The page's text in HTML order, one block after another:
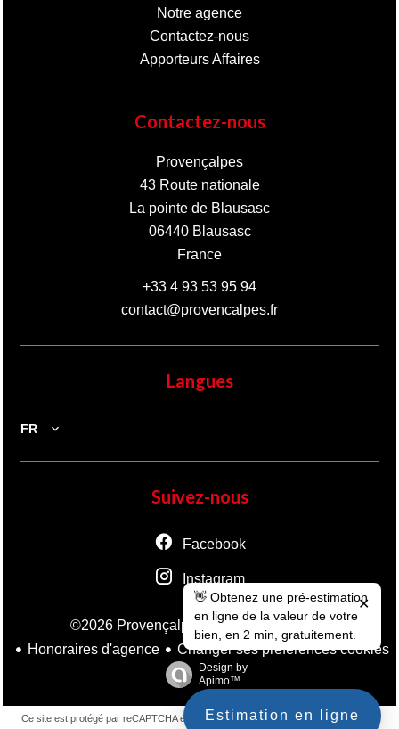
Notre agence
Contactez-nous
Apporteurs Affaires
Contactez-nous
Provençalpes
43 Route nationale
La pointe de Blausasc
06440Blausasc
France
+33 4 93 53 95 94
contact@provencalpes.fr
Langues
FR
Suivez-nous
Facebook
Instagram
©2026 Provençalpes
Mentions légales
Honoraires d'agence
Changer ses préférences cookies
Design by
Apimo™
Ce site est protégé par reCAPTCHA et les règles deconfidentialitéet lesconditions
Estimation en ligne
👋 Obtenez une pré-estimation
en ligne de la valeur de votre
bien, en 2 min, gratuitement.
✕